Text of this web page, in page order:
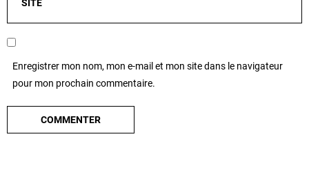
Enregistrer mon nom, mon e-mail et mon site dans le navigateur
pour mon prochain commentaire.